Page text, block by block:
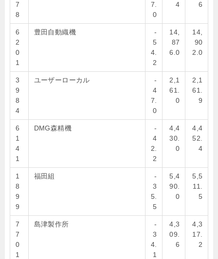
7
8
7.
0
4
6
6
2
0
1
豊田自動織機
-
5
4.
2
14,
87
6.0
14,
90
2.0
3
9
8
4
ユーザーローカル
-
4
7.
0
2,1
61.
0
2,1
61.
9
6
1
4
1
DMG森精機
-
4
2.
2
4,4
30.
0
4,4
52.
4
1
8
9
9
福田組
-
3
5.
5
5,4
90.
0
5,5
11.
5
7
7
0
1
島津製作所
-
3
4.
1
4,3
09.
6
4,3
17.
2